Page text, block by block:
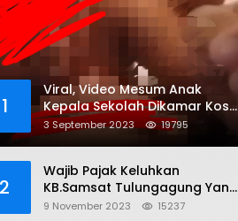
1
Viral, Video Mesum Anak
Kepala Sekolah Dikamar Kos
Sumenep
3 September 2023 19795
2
Wajib Pajak Keluhkan
KB.Samsat Tulungagung Yang
Diduga Legalkan Pungli
9 November 2023 15237